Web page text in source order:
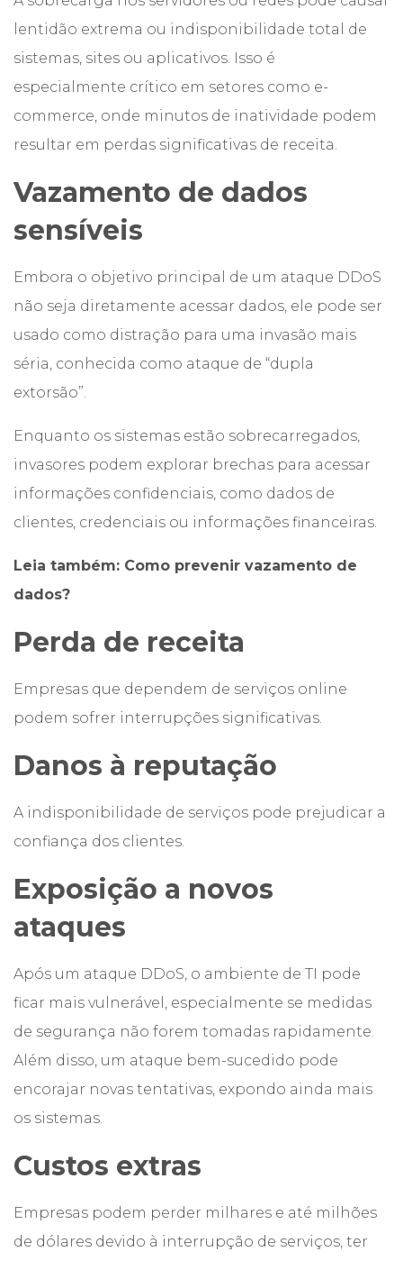
lentidão extrema ou indisponibilidade total de
sistemas, sites ou aplicativos. Isso é
especialmente crítico em setores como e-
commerce, onde minutos de inatividade podem
resultar em perdas significativas de receita.
Vazamento de dados
sensíveis
Embora o objetivo principal de um ataque DDoS
não seja diretamente acessar dados, ele pode ser
usado como distração para uma invasão mais
séria, conhecida como ataque de “dupla
extorsão”.
Enquanto os sistemas estão sobrecarregados,
invasores podem explorar brechas para acessar
informações confidenciais, como dados de
clientes, credenciais ou informações financeiras.
Leia também: Como prevenir vazamento de
dados?
Perda de receita
Empresas que dependem de serviços online
podem sofrer interrupções significativas.
Danos à reputação
A indisponibilidade de serviços pode prejudicar a
confiança dos clientes.
Exposição a novos
ataques
Após um ataque DDoS, o ambiente de TI pode
ficar mais vulnerável, especialmente se medidas
de segurança não forem tomadas rapidamente.
Além disso, um ataque bem-sucedido pode
encorajar novas tentativas, expondo ainda mais
os sistemas.
Custos extras
Empresas podem perder milhares e até milhões
de dólares devido à interrupção de serviços, ter